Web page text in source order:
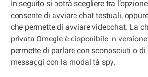
In seguito si potrà scegliere tra
consente di avviare chat testuali,
che permette di avviare videochat. La
privata Omegle è disponibile in
permette di parlare con sconosciuti o di
messaggi con la modalità spy.